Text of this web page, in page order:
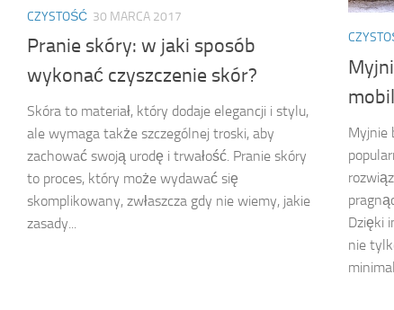
CZYSTOŚĆ 30 MARCA 2017
Pranie skóry: w jaki sposób
wykonać czyszczenie skór?
Skóra to materiał, który dodaje elegancji i stylu,
ale wymaga także szczególnej troski, aby
zachować swoją urodę i trwałość. Pranie skóry
to proces, który może wydawać się
skomplikowany, zwłaszcza gdy nie wiemy, jakie
zasady...
Myjnie
Dzięki
nie